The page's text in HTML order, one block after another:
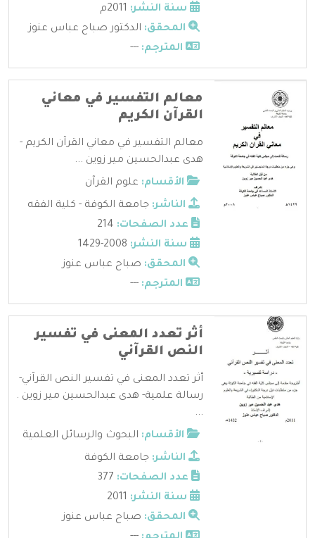
سنة النشر:
المحقق: الدكتور صباح عباس عنوز
المترجم: ---
معالم التفسير في معاني
القرآن الكريم
معالم التفسير في معاني القرآن الكريم -
هدى عبدالحسين مير زوين ...
الأقسام: علوم القرآن
الناشر: جامعة الكوفة - كلية الفقه
عدد الصفحات:
سنة النشر:
المحقق: صباح عباس عنوز
المترجم: ---
أثر تعدد المعنى في تفسير
النص القرآني
أثر تعدد المعنى في تفسير النص القرآني-
رسالة علمية- هدى عبدالحسين مير زوين .
...
الأقسام: البحوث والرسائل العلمية
الناشر: جامعة الكوفة
عدد الصفحات:
سنة النشر:
المحقق: صباح عباس عنوز